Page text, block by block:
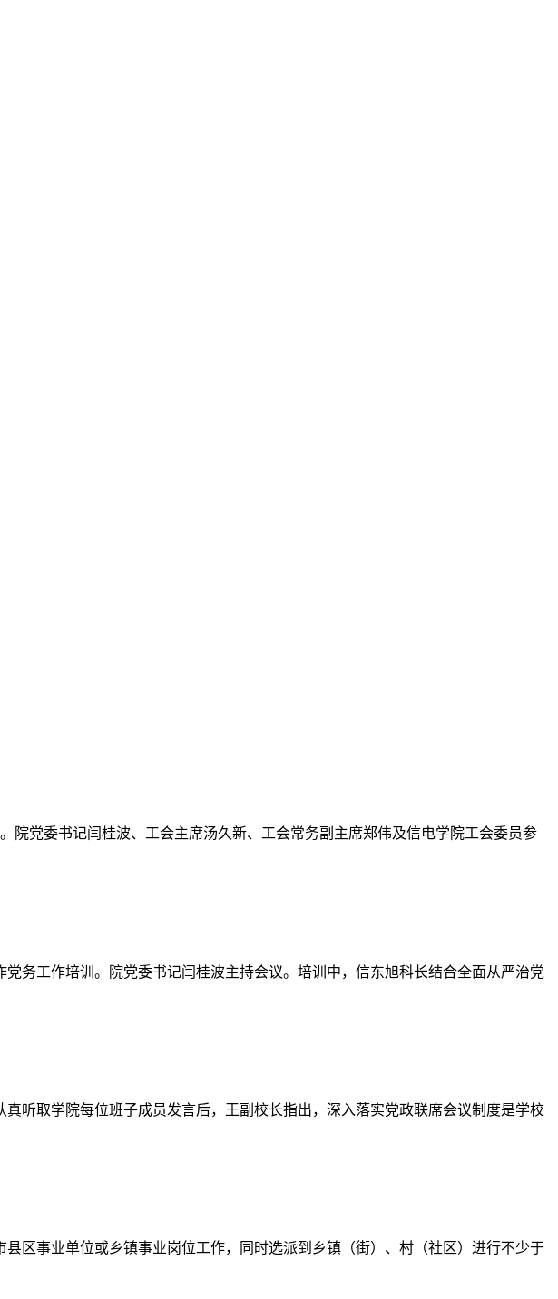
院党委书记闫桂波、工会主席汤久新、工会常务副主席郑伟及信电学院工会委员参
务工作培训。院党委书记闫桂波主持会议。培训中，信东旭科长结合全面从严治党
听取学院每位班子成员发言后，王副校长指出，深入落实党政联席会议制度是学校
区事业单位或乡镇事业岗位工作，同时选派到乡镇（街）、村（社区）进行不少于